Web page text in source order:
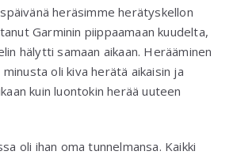
heräsimme herätyskellon
Garminin piippaamaan kuudelta,
hälytti samaan aikaan. Herääminen
oli kiva herätä aikaisin ja
kuin luontokin herää uuteen
oli ihan oma tunnelmansa. Kaikki